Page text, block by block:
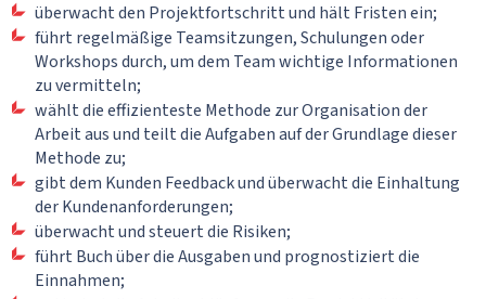
überwacht den Projektfortschritt und hält Fristen ein;
führt regelmäßige Teamsitzungen, Schulungen oder
Workshops durch, um dem Team wichtige Informationen
zu vermitteln;
wählt die effizienteste Methode zur Organisation der
Arbeit aus und teilt die Aufgaben auf der Grundlage dieser
Methode zu;
gibt dem Kunden Feedback und überwacht die Einhaltung
der Kundenanforderungen;
überwacht und steuert die Risiken;
führt Buch über die Ausgaben und prognostiziert die
Einnahmen;